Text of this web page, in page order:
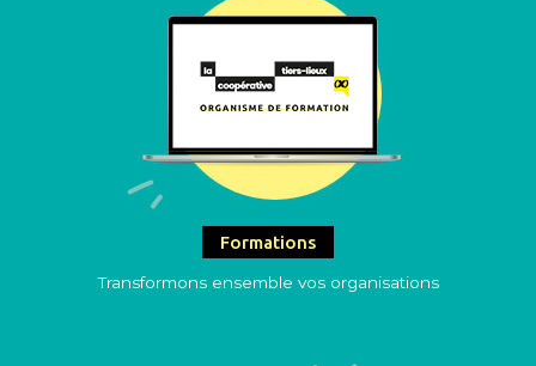
Formations
Transformons ensemble vos organisations